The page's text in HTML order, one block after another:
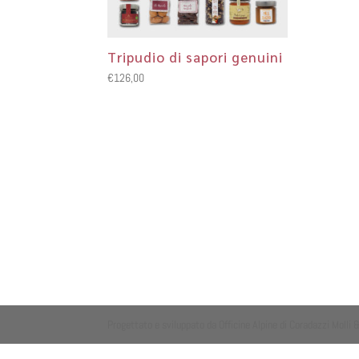
Tripudio di sapori genuini
€126,00